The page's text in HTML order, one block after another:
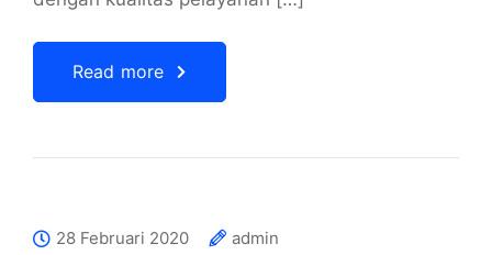
Read more
28 Februari 2020
admin